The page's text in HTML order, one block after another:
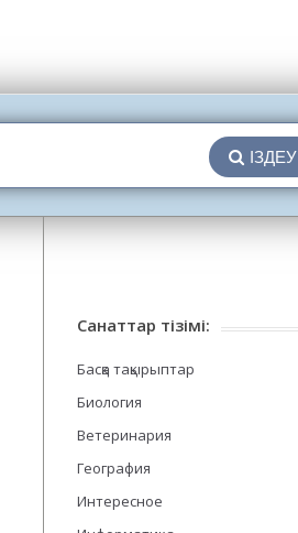
ІЗДЕУ
Санаттар тізімі:
Басқа тақырыптар
Биология
Ветеринария
География
Интересное